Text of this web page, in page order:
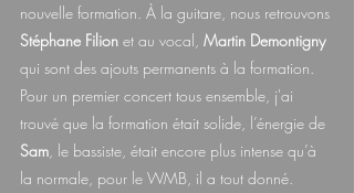
nouvelle formation. À la guitare, nous retrouvons
Stéphane Filion et au vocal, Martin Demontigny
qui sont des ajouts permanents à la formation.
Pour un premier concert tous ensemble, j'ai
trouvé que la formation était solide, l’énergie de
Sam , le bassiste, était encore plus intense qu’à
la normale, pour le WMB, il a tout donné.